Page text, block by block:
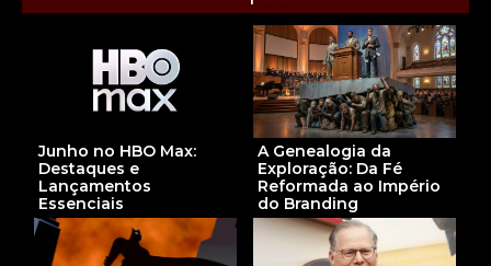
Junho no HBO Max:
Destaques e
Lançamentos
Essenciais
A Genealogia da
Exploração: Da Fé
Reformada ao Império
do Branding